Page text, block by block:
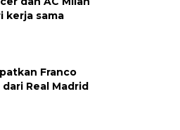
kerja sama
Franco
Real Madrid